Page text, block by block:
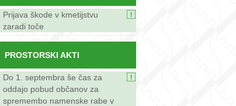
Prijava škode v kmetijstvu
zaradi toče
PROSTORSKI AKTI
Do 1. septembra še čas za
oddajo pobud občanov za
spremembo namenske rabe v